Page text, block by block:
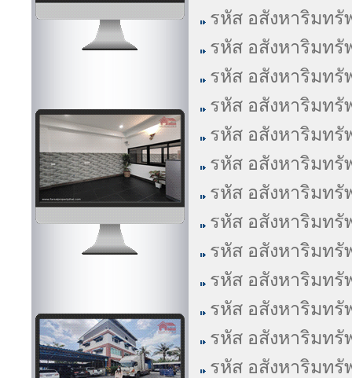
รหัส อสังหาริมทรั
รหัส อสังหาริมทรั
รหัส อสังหาริมทรั
รหัส อสังหาริมทรั
รหัส อสังหาริมทรั
รหัส อสังหาริมทรั
รหัส อสังหาริมทรั
รหัส อสังหาริมทรั
รหัส อสังหาริมทรั
รหัส อสังหาริมทรั
รหัส อสังหาริมทรั
รหัส อสังหาริมทรั
รหัส อสังหาริมทรั